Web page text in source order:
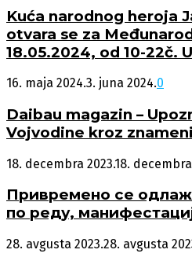
Kuća narodnog heroja
otvara se za
18.05.2024, od 10-22č.
16. maja 2024.3. juna 2024.0
Daibau magazin –
Vojvodine kroz
18. decembra 2023.18.
Привремено се
по реду,
28. avgusta 2023.28. avgusta